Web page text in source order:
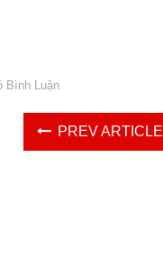
Bình Luận
PREV ARTICLE